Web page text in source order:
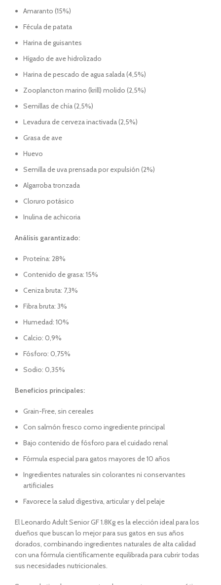
Amaranto (15%)
Fécula de patata
Harina de guisantes
Hígado de ave hidrolizado
Harina de pescado de agua salada (4,5%)
Zooplancton marino (krill) molido (2,5%)
Semillas de chía (2,5%)
Levadura de cerveza inactivada (2,5%)
Grasa de ave
Huevo
Semilla de uva prensada por expulsión (2%)
Algarroba tronzada
Cloruro potásico
Inulina de achicoria
Análisis garantizado:
Proteína: 28%
Contenido de grasa: 15%
Ceniza bruta: 7,3%
Fibra bruta: 3%
Humedad: 10%
Calcio: 0,9%
Fósforo: 0,75%
Sodio: 0,35%
Beneficios principales:
Grain-Free, sin cereales
Con salmón fresco como ingrediente principal
Bajo contenido de fósforo para el cuidado renal
Fórmula especial para gatos mayores de 10 años
Ingredientes naturales sin colorantes ni conservantes
artificiales
Favorece la salud digestiva, articular y del pelaje
El Leonardo Adult Senior GF 1.8Kg es la elección ideal para los
dueños que buscan lo mejor para sus gatos en sus años
dorados, combinando ingredientes naturales de alta calidad
con una fórmula científicamente equilibrada para cubrir todas
sus necesidades nutricionales.